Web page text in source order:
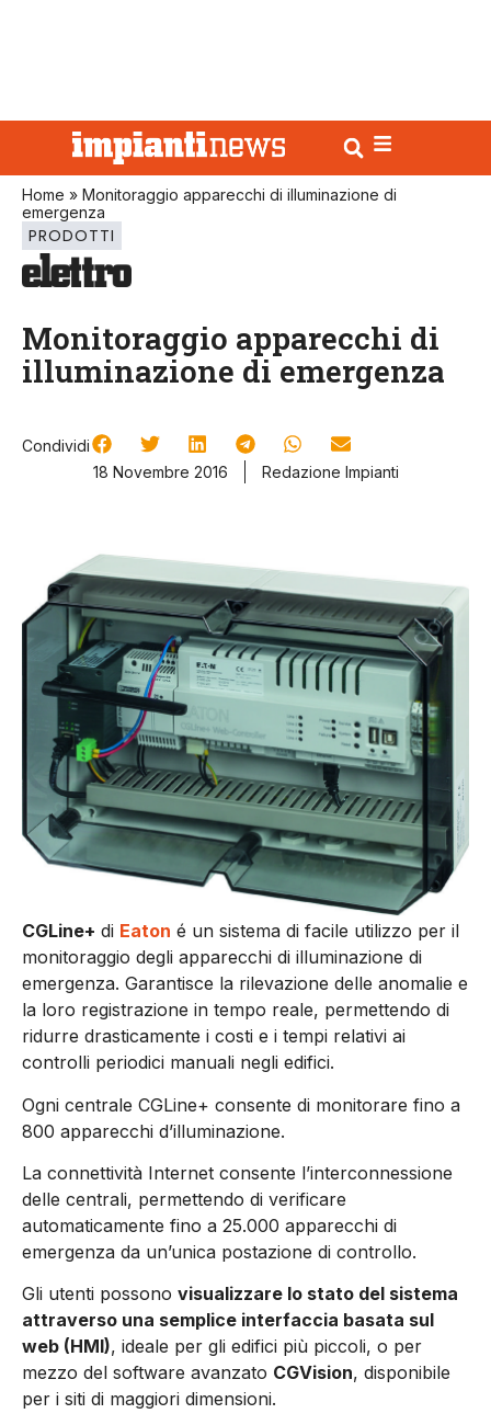
Home » Monitoraggio apparecchi di illuminazione di
emergenza
PRODOTTI
Monitoraggio apparecchi di
illuminazione di emergenza
Condividi
18 Novembre 2016
Redazione Impianti
CGLine+ di Eaton é un sistema di facile utilizzo per il
monitoraggio degli apparecchi di illuminazione di
emergenza. Garantisce la rilevazione delle anomalie e
la loro registrazione in tempo reale, permettendo di
ridurre drasticamente i costi e i tempi relativi ai
controlli periodici manuali negli edifici.
Ogni centrale CGLine+ consente di monitorare fino a
800 apparecchi d’illuminazione.
La connettività Internet consente l’interconnessione
delle centrali, permettendo di verificare
automaticamente fino a 25.000 apparecchi di
emergenza da un’unica postazione di controllo.
Gli utenti possono visualizzare lo stato del sistema
attraverso una semplice interfaccia basata sul
web (HMI), ideale per gli edifici più piccoli, o per
mezzo del software avanzato CGVision, disponibile
per i siti di maggiori dimensioni.